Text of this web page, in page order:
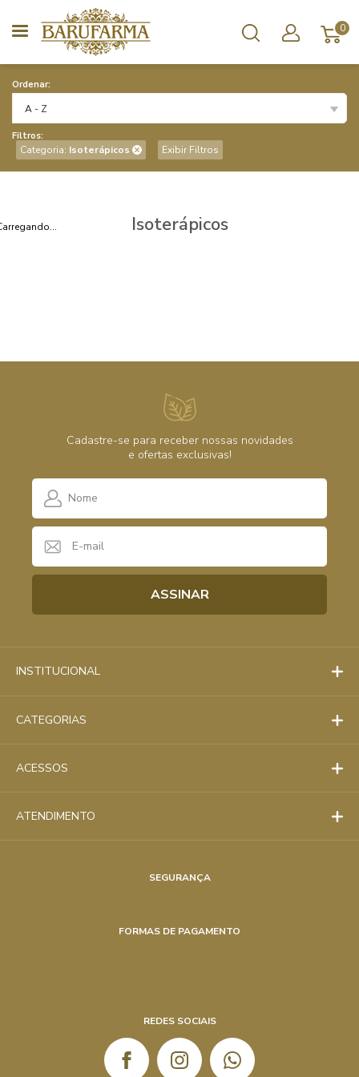
0
sua receita
Ordenar:
A - Z
Filtros:
Categoria: Isoterápicos Exibir Filtros
Isoterápicos
Cadastre-se para receber nossas novidades
e ofertas exclusivas!
INSTITUCIONAL
CATEGORIAS
ACESSOS
ATENDIMENTO
SEGURANÇA
FORMAS DE PAGAMENTO
REDES SOCIAIS